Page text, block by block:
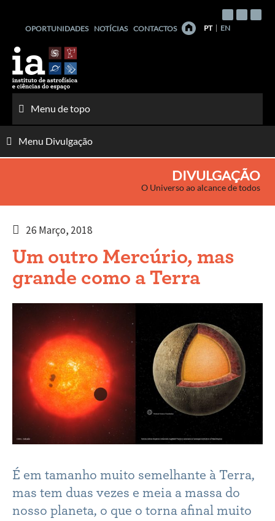
conteúdo
OPORTUNIDADES NOTÍCIAS CONTACTOS PT EN
Menu de topo
Menu Divulgação
DIVULGAÇÃO
O Universo ao alcance de todos
26 Março, 2018
Um outro Mercúrio, mas
grande como a Terra
É em tamanho muito semelhante à Terra,
mas tem duas vezes e meia a massa do
nosso planeta, o que o torna afinal muito